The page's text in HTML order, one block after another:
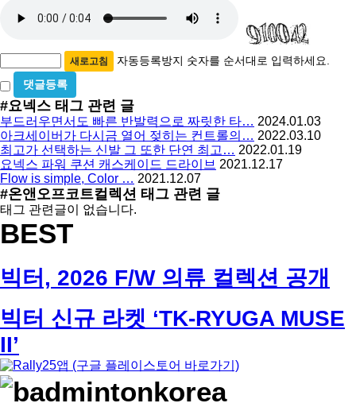
방
지
새로고침 자동등록방지 숫자를 순서대로 입력하세요.
비
밀
글
사
용
#요넥스 태그 관련 글
부드러우면서도 빠른 반발력으로 짜릿한 타… 2024.01.03
아크세이버가 다시금 열어 젖히는 컨트롤의… 2022.03.10
최고가 선택하는 신발 그 또한 단연 최고… 2022.01.19
요넥스 파워 쿠션 캐스케이드 드라이브 2021.12.17
Flow is simple, Color … 2021.12.07
#온앤오프코트컬렉션 태그 관련 글
태그 관련글이 없습니다.
BEST
빅터, 2026 F/W 의류 컬렉션 공개
빅터 신규 라켓 ‘TK-RYUGA MUSE
II’